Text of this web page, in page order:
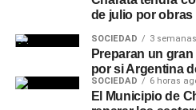
de julio por obras
SOCIEDAD 3
Preparan un
por si Argentina
SOCIEDAD 6 horas
El Municipio de